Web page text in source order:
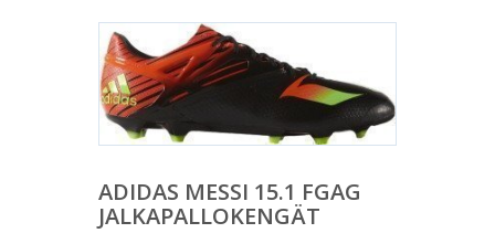
ADIDAS MESSI 15.1 FGAG
JALKAPALLOKENGÄT